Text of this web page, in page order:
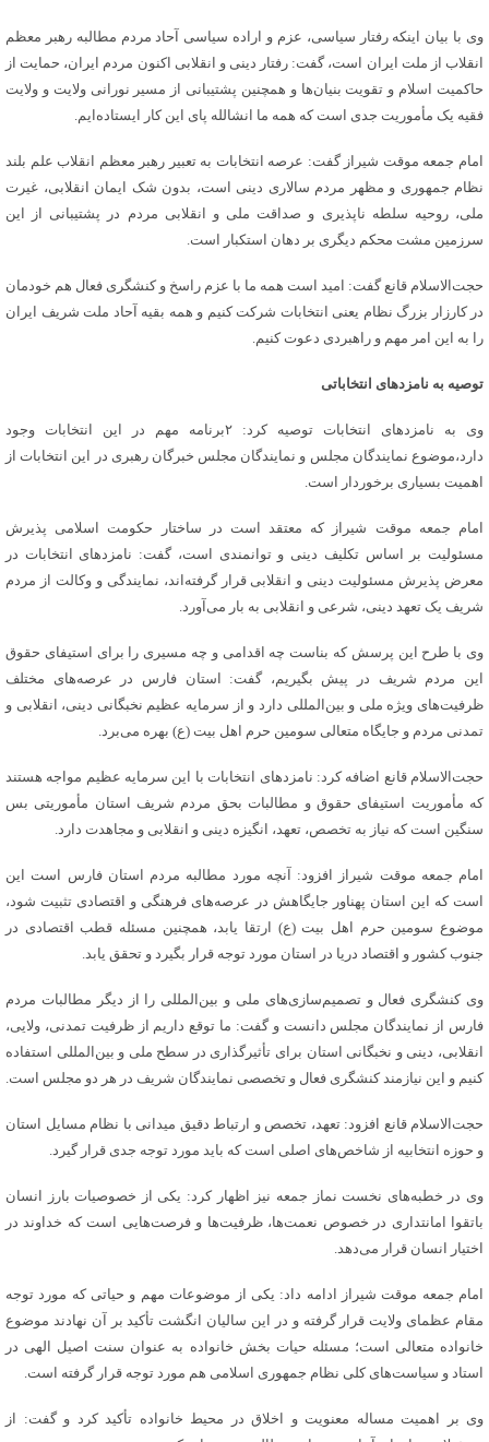
وی با بیان اینکه رفتار سیاسی، عزم و اراده سیاسی آحاد مردم مطالبه رهبر معظم
انقلاب از ملت ایران است، گفت: رفتار دینی و انقلابی اکنون مردم ایران، حمایت از
حاکمیت اسلام و تقویت بنیان‌ها و همچنین پشتیبانی از مسیر نورانی ولایت و ولایت
فقیه یک مأموریت جدی است که همه ما انشالله پای این کار ایستاده‌ایم.
امام جمعه موقت شیراز گفت: عرصه انتخابات به تعبیر رهبر معظم انقلاب علم بلند
نظام جمهوری و مظهر مردم سالاری دینی است، بدون شک ایمان انقلابی، غیرت
ملی، روحیه سلطه ناپذیری و صداقت ملی و انقلابی مردم در پشتیبانی از این
سرزمین مشت محکم دیگری بر دهان استکبار است.
حجت‌الاسلام قانع گفت: امید است همه ما با عزم راسخ و کنشگری فعال هم خودمان
در کارزار بزرگ نظام یعنی انتخابات شرکت کنیم و همه بقیه آحاد ملت شریف ایران
را به این امر مهم و راهبردی دعوت کنیم.
توصیه به نامزدهای انتخاباتی
وی به نامزدهای انتخابات توصیه کرد: ۲برنامه مهم در این انتخابات وجود
دارد،موضوع نمایندگان مجلس و نمایندگان مجلس خبرگان رهبری در این انتخابات از
اهمیت بسیاری برخوردار است.
امام جمعه موقت شیراز که معتقد است در ساختار حکومت اسلامی پذیرش
مسئولیت بر اساس تکلیف دینی و توانمندی است، گفت: نامزدهای انتخابات در
معرض پذیرش مسئولیت دینی و انقلابی قرار گرفته‌اند، نمایندگی و وکالت از مردم
شریف یک تعهد دینی، شرعی و انقلابی به بار می‌آورد.
وی با طرح این پرسش که بناست چه اقدامی و چه مسیری را برای استیفای حقوق
این مردم شریف در پیش بگیریم، گفت: استان فارس در عرصه‌های مختلف
ظرفیت‌های ویژه ملی و بین‌المللی دارد و از سرمایه عظیم نخبگانی دینی، انقلابی و
تمدنی مردم و جایگاه متعالی سومین حرم اهل بیت (ع) بهره می‌برد.
حجت‌الاسلام قانع اضافه کرد: نامزدهای انتخابات با این سرمایه عظیم مواجه هستند
که مأموریت استیفای حقوق و مطالبات بحق مردم شریف استان مأموریتی بس
سنگین است که نیاز به تخصص، تعهد، انگیزه دینی و انقلابی و مجاهدت دارد.
امام جمعه موقت شیراز افزود: آنچه مورد مطالبه مردم استان فارس است این
است که این استان پهناور جایگاهش در عرصه‌های فرهنگی و اقتصادی تثبیت شود،
موضوع سومین حرم اهل بیت (ع) ارتقا یابد، همچنین مسئله قطب اقتصادی در
جنوب کشور و اقتصاد دریا در استان مورد توجه قرار بگیرد و تحقق یابد.
وی کنشگری فعال و تصمیم‌سازی‌های ملی و بین‌المللی را از دیگر مطالبات مردم
فارس از نمایندگان مجلس دانست و گفت: ما توقع داریم از ظرفیت تمدنی، ولایی،
انقلابی، دینی و نخبگانی استان برای تأثیرگذاری در سطح ملی و بین‌المللی استفاده
کنیم و این نیازمند کنشگری فعال و تخصصی نمایندگان شریف در هر دو مجلس است.
حجت‌الاسلام قانع افزود: تعهد، تخصص و ارتباط دقیق میدانی با نظام مسایل استان
و حوزه انتخابیه از شاخص‌های اصلی است که باید مورد توجه جدی قرار گیرد.
وی در خطبه‌های نخست نماز جمعه نیز اظهار کرد: یکی از خصوصیات بارز انسان
باتقوا امانتداری در خصوص نعمت‌ها، ظرفیت‌ها و فرصت‌هایی است که خداوند در
اختیار انسان قرار می‌دهد.
امام جمعه موقت شیراز ادامه داد: یکی از موضوعات مهم و حیاتی که مورد توجه
مقام عظمای ولایت قرار گرفته و در این سالیان انگشت تأکید بر آن نهادند موضوع
خانواده متعالی است؛ مسئله حیات بخش خانواده به عنوان سنت اصیل الهی در
استاد و سیاست‌های کلی نظام جمهوری اسلامی هم مورد توجه قرار گرفته است.
وی بر اهمیت مساله معنویت و اخلاق در محیط خانواده تأکید کرد و گفت: از